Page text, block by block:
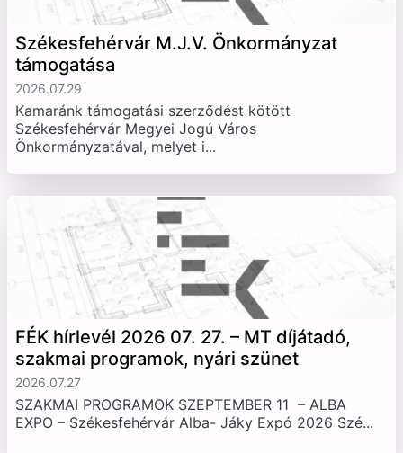
Székesfehérvár M.J.V. Önkormányzat
támogatása
2026.07.29
Kamaránk támogatási szerződést kötött
Székesfehérvár Megyei Jogú Város
Önkormányzatával, melyet i...
FÉK hírlevél 2026 07. 27. – MT díjátadó,
szakmai programok, nyári szünet
2026.07.27
SZAKMAI PROGRAMOK SZEPTEMBER 11 – ALBA
EXPO – Székesfehérvár Alba- Jáky Expó 2026 Szé...